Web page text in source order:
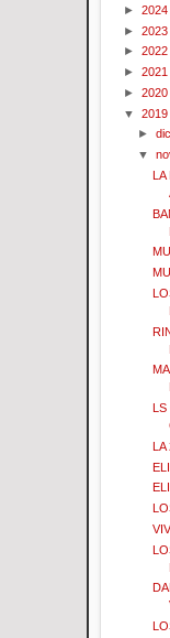
► 2024
► 2023
► 2022
► 2021
► 2020
▼ 2019
►
▼
LA
LA